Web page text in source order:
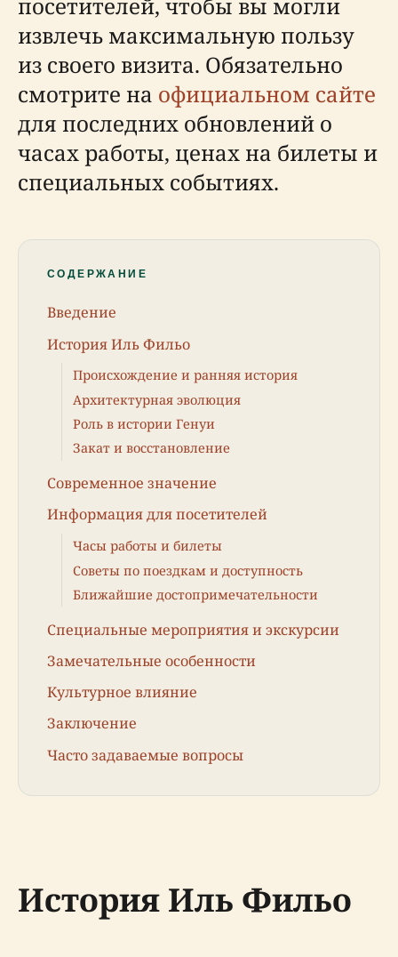
извлечь максимальную пользу
из своего визита. Обязательно
смотрите на официальном сайте
для последних обновлений о
часах работы, ценах на билеты и
специальных событиях.
СОДЕРЖАНИЕ
Введение
История Иль Фильо
Происхождение и ранняя история
Архитектурная эволюция
Роль в истории Генуи
Закат и восстановление
Современное значение
Информация для посетителей
Часы работы и билеты
Советы по поездкам и доступность
Ближайшие достопримечательности
Специальные мероприятия и экскурсии
Замечательные особенности
Культурное влияние
Заключение
Часто задаваемые вопросы
История Иль Фильо